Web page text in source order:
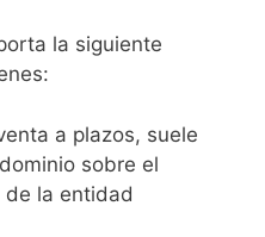
la siguiente
a plazos, suele
sobre el
la entidad